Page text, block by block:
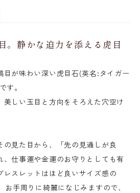
。静かな迫力を添える虎目
目が味わい深い虎目石(英名:タイガー
す。
美しい玉目と方向をそろえた穴空け
見た目から、「先の見通しが良
、仕事運や金運のお守りとしても有
レスレットはほど良いサイズ感の
お手周りに綺麗になじみますので、